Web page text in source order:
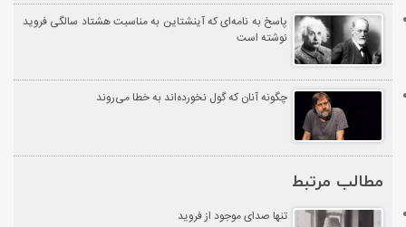
پاسخ به نامه‌ای که آینشتاین به مناسبت هشتاد سالگی فروید
نوشته است
چگونه آنان که گول نخورده‌اند به خطا می‌روند
مطالب مرتبط
تنها صدای موجود از فروید